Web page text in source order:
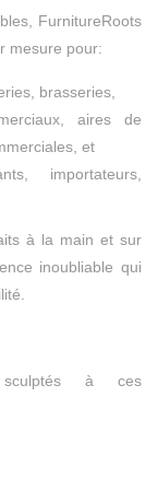
FurnitureRoots
mesure pour:
brasseries,
aires de
et
importateurs,
à la main et sur
inoubliable qui
sculptés à ces